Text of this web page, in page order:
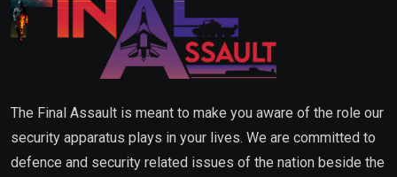
The Final Assault is meant to make you aware of the role our
security apparatus plays in your lives. We are committed to
defence and security related issues of the nation beside the